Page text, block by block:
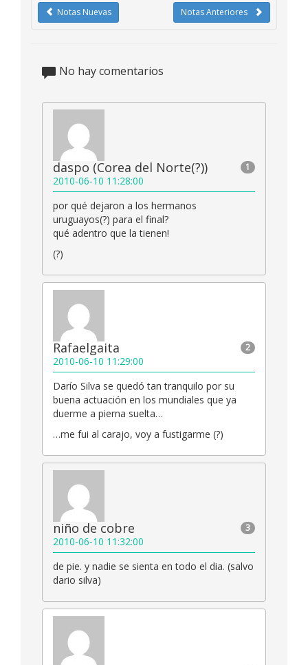
Notas Anteriores
Notas Nuevas
No hay comentarios
1
daspo (Corea del Norte(?))
2010-06-10 11:28:00
por qué dejaron a los hermanos
uruguayos(?) para el final?
qué adentro que la tienen!
(?)
2
Rafaelgaita
2010-06-10 11:29:00
Darío Silva se quedó tan tranquilo por su
buena actuación en los mundiales que ya
duerme a pierna suelta…
…me fui al carajo, voy a fustigarme (?)
3
niño de cobre
2010-06-10 11:32:00
de pie. y nadie se sienta en todo el dia. (salvo
dario silva)